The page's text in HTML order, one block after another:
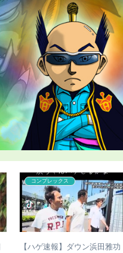
コンプレックス
【ハゲ速報】ダウン浜田雅功